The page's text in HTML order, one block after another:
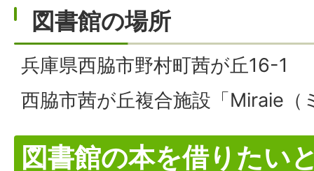
図書館の場所
兵庫県西脇市野村町茜が丘16-1
西脇市茜が丘複合施設「Miraie（
図書館の本を借りたい